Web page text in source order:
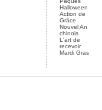
Halloween
Action de
Grâce
Nouvel An
chinois
L'art de
recevoir
Mardi Gras